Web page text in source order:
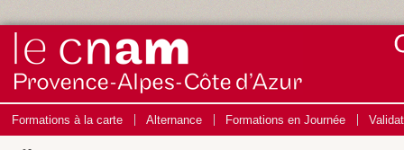
Formations à la carte Alternance Formations en Journée